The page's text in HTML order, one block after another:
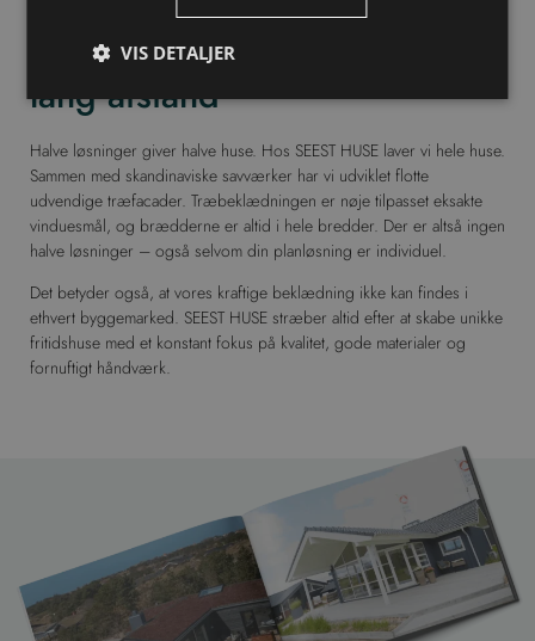
SEEST HUSE kan kendes på
lang afstand
Halve løsninger giver halve huse. Hos SEEST HUSE laver vi hele huse.
Sammen med skandinaviske savværker har vi udviklet flotte
udvendige træfacader. Træbeklædningen er nøje tilpasset eksakte
vinduesmål, og brædderne er altid i hele bredder. Der er altså ingen
halve løsninger – også selvom din planløsning er individuel.
Det betyder også, at vores kraftige beklædning ikke kan findes i
ethvert byggemarked. SEEST HUSE stræber altid efter at skabe unikke
fritidshuse med et konstant fokus på kvalitet, gode materialer og
fornuftigt håndværk.
VIS DETALJER